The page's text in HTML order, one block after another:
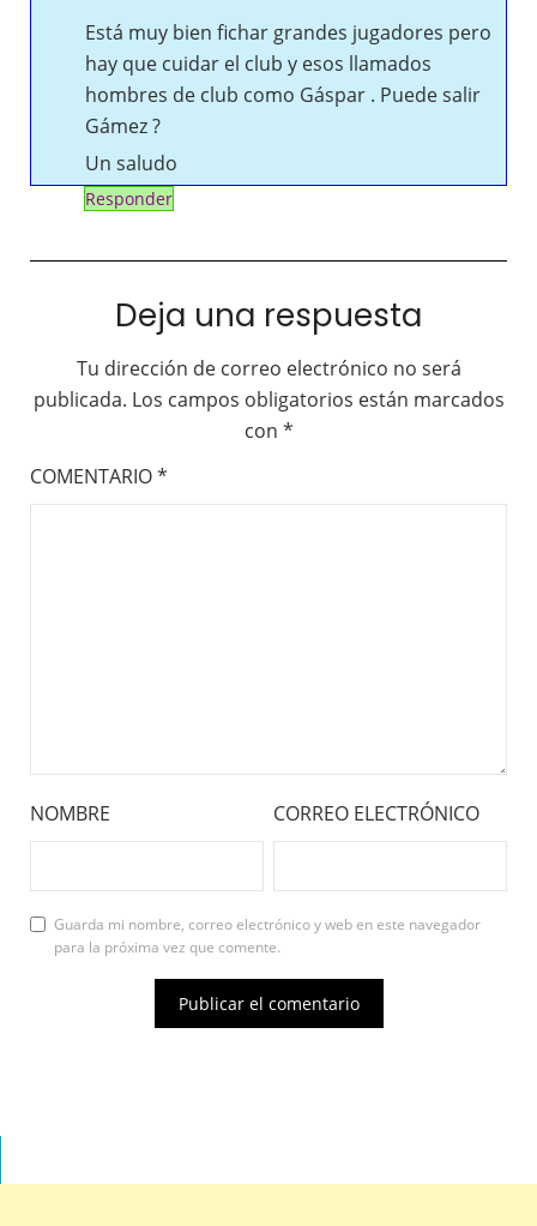
Está muy bien fichar grandes jugadores pero
hay que cuidar el club y esos llamados
hombres de club como Gáspar . Puede salir
Gámez ?
Un saludo
Responder
Deja una respuesta
Tu dirección de correo electrónico no será
publicada. Los campos obligatorios están marcados
con *
COMENTARIO*
NOMBRE CORREO ELECTRÓNICO
Guarda mi nombre, correo electrónico y web en este navegador
para la próxima vez que comente.